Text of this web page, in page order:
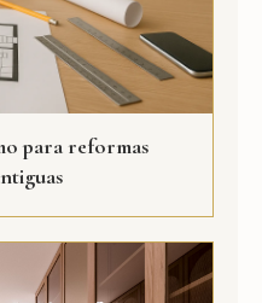
para reformas